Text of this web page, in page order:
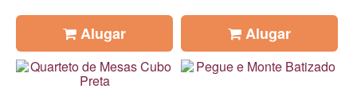
Alugar Alugar